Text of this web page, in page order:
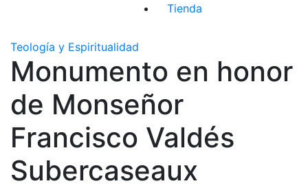
Tienda
Teología y Espiritualidad
Monumento en honor
de Monseñor
Francisco Valdés
Subercaseaux